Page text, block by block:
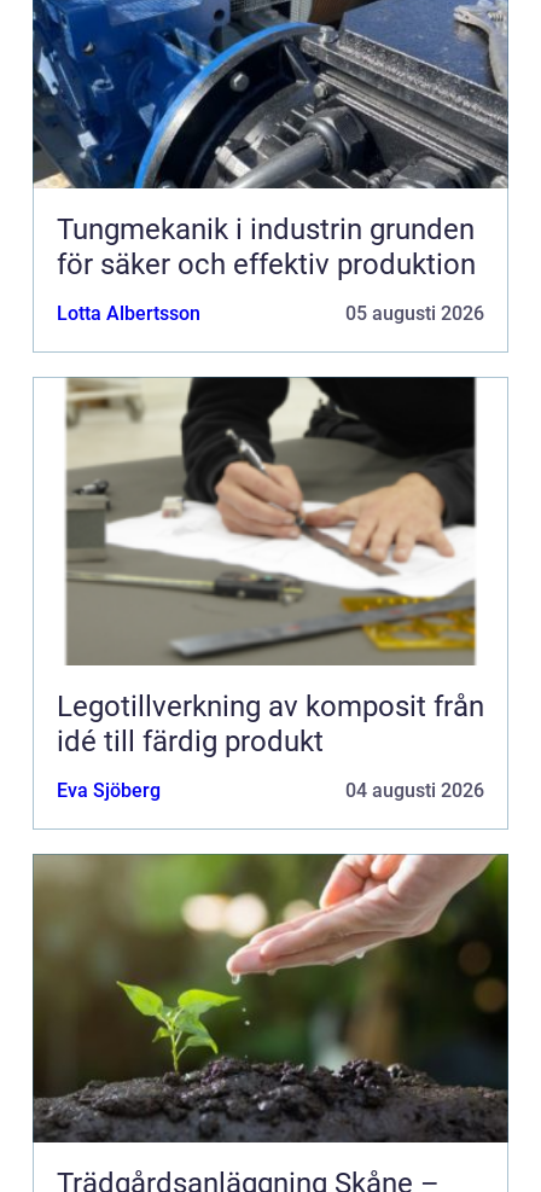
Tungmekanik i industrin grunden
för säker och effektiv produktion
Lotta Albertsson 05 augusti 2026
Legotillverkning av komposit från
idé till färdig produkt
Eva Sjöberg 04 augusti 2026
Trädgårdsanläggning Skåne –